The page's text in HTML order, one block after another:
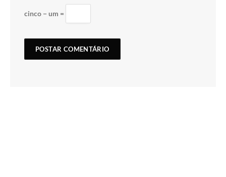
cinco − um =